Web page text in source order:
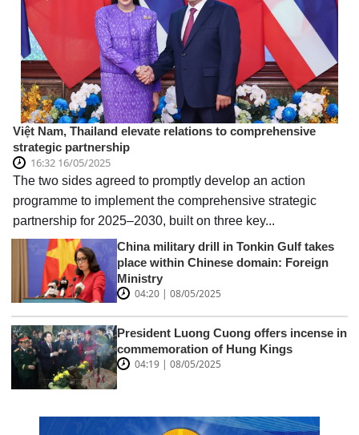
Việt Nam, Thailand elevate relations to comprehensive
strategic partnership
16:32 16/05/2025
The two sides agreed to promptly develop an action
programme to implement the comprehensive strategic
partnership for 2025–2030, built on three key...
China military drill in Tonkin Gulf takes
place within Chinese domain: Foreign
Ministry
04:20 | 08/05/2025
President Luong Cuong offers incense in
commemoration of Hung Kings
04:19 | 08/05/2025